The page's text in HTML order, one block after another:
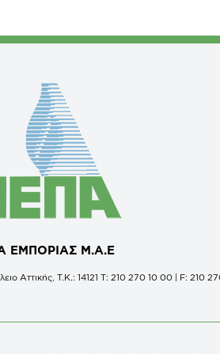
ΕΜΠΟΡΙΑΣ Μ.Α.Ε
Αττικής, Τ.Κ.: 14121 Τ: 210 270 10 00 | F: 210